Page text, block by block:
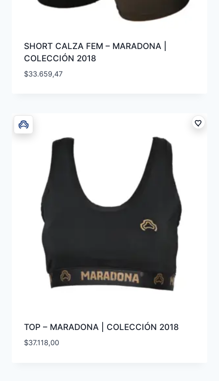
SHORT CALZA FEM – MARADONA |
COLECCIÓN 2018
$33.659,47
TOP – MARADONA | COLECCIÓN 2018
$37.118,00